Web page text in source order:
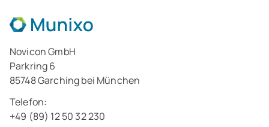
Novicon GmbH
Parkring 6
85748 Garching bei München
Telefon:
+49 (89) 12 50 32 230